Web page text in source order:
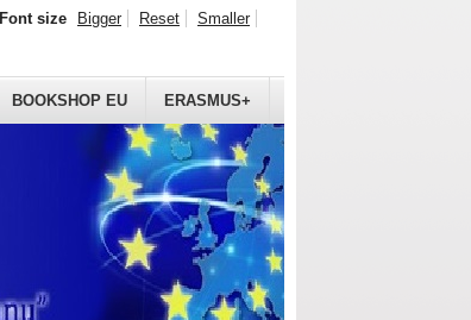
BOOKSHOP EU ERASMUS+
Font size Bigger Reset Smaller